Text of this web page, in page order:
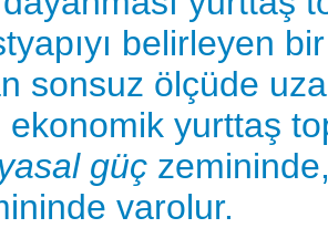
belirleyen
sonsuz ölçüde
ekonomik yurttaş
güç
varolur.